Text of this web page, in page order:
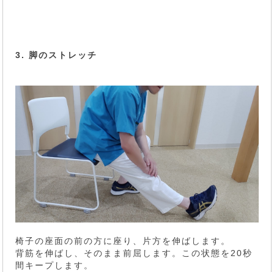
3. 脚のストレッチ
椅子の座面の前の方に座り、片方を伸ばします。
背筋を伸ばし、そのまま前屈します。この状態を20秒
間キープします。